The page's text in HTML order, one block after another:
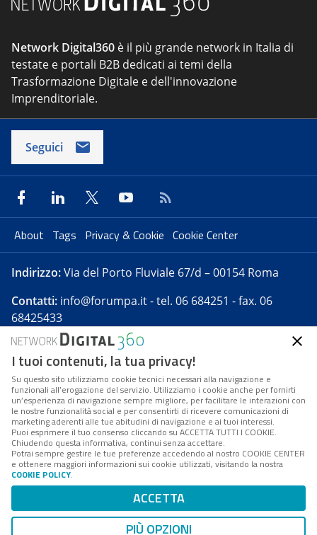
Network Digital360 è il più grande network in Italia di
testate e portali B2B dedicati ai temi della
Trasformazione Digitale e dell'innovazione
Imprenditoriale.
Seguici
About Tags Privacy & Cookie Cookie Center
Indirizzo:Via del Porto Fluviale 67/d – 00154 Roma
Contatti: info@forumpa.it- tel. 06 684251 - fax. 06
68425433
Forumpa.itè una pubblicazione telematica iscritta
presso Registro della stampa del Tribunale di Roma -
Reg. n. 182 del 2 maggio 2008 - Direttore resp. Michela
Stentella
FPA s.r.l. è società soggetta a Direzione e
Coordinamento da parte di Digital360 S.p.A. - FPA s.r.l.
è un'azienda certificata per il sistema di management
Codice Fiscale/Partita IVA n. 10693191008 - R.E.A. Roma
n. 1249791. ISP AWS
Mappa del sito
I tuoi contenuti, la tua privacy!
Su questo sito utilizziamo cookie tecnici necessari alla navigazione e
funzionali all’erogazione del servizio. Utilizziamo i cookie anche per fornirti
un’esperienza di navigazione sempre migliore, per facilitare le interazioni con
le nostre funzionalità social e per consentirti di ricevere comunicazioni di
marketing aderenti alle tue abitudini di navigazione e ai tuoi interessi.
Puoi esprimere il tuo consenso cliccando su ACCETTA TUTTI I COOKIE.
Chiudendo questa informativa, continui senza accettare.
Potrai sempre gestire le tue preferenze accedendo al nostro COOKIE CENTER
e ottenere maggiori informazioni sui cookie utilizzati, visitando la nostra
COOKIE POLICY.
ACCETTA
PIÙ OPZIONI